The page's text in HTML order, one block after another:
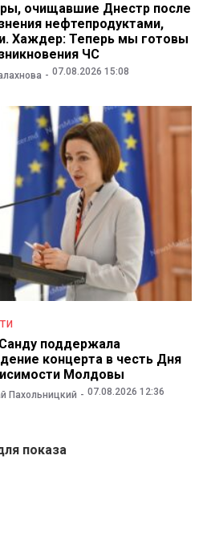
очищавшие Днестр после
нефтепродуктами,
Хаждер: Теперь мы готовы
ЧС
07.08.2026 15:08
поддержала
концерта в честь Дня
Молдовы
Пахольницкий 07.08.2026 12:36
показа